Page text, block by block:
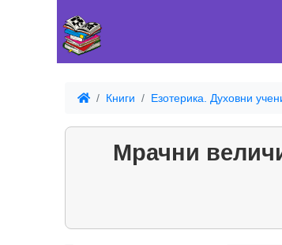
Книги Езотерика. Духовни
Мрачни